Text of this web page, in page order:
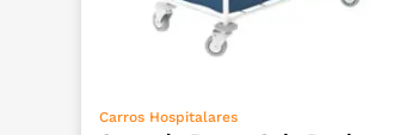
VER OPÇÕES
Carros Hospitalares